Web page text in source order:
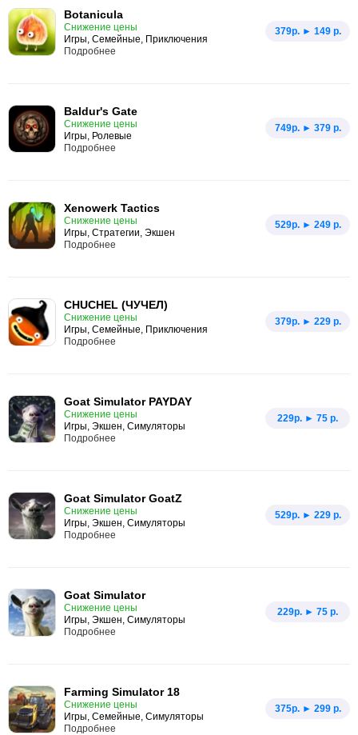
Botanicula
Снижение цены
Игры, Семейные, Приключения
379p. ► 149 р.
Подробнее
Baldur's Gate
Снижение цены
Игры, Ролевые
749p. ► 379 р.
Подробнее
Xenowerk Tactics
Снижение цены
Игры, Стратегии, Экшен
529p. ► 249 р.
Подробнее
CHUCHEL (ЧУЧЕЛ)
Снижение цены
Игры, Семейные, Приключения
379p. ► 229 р.
Подробнее
Goat Simulator PAYDAY
Снижение цены
Игры, Экшен, Симуляторы
229p. ► 75 р.
Подробнее
Goat Simulator GoatZ
Снижение цены
Игры, Экшен, Симуляторы
529p. ► 229 р.
Подробнее
Goat Simulator
Снижение цены
Игры, Экшен, Симуляторы
229p. ► 75 р.
Подробнее
Farming Simulator 18
Снижение цены
Игры, Семейные, Симуляторы
375p. ► 299 р.
Подробнее